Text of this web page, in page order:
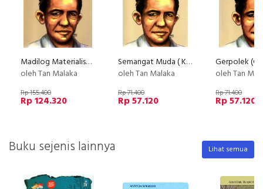
Madilog Materialisme, Dialektikan Dan Logika ( Sebernya cara mendapatkan)
oleh Tan Malaka
Rp 155.400
Rp 124.320
Semangat Muda ( Kelak Rakyat Keturunanmu )
oleh Tan Malaka
Rp 71.400
Rp 57.120
oleh Tan
Rp 71.400
Rp 57.120
Buku sejenis lainnya Lihat semua